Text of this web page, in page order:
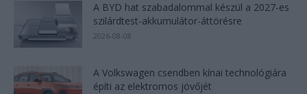
A BYD hat szabadalommal készül a 2027-es
szilárdtest-akkumulátor-áttörésre
2026-08-08
A Volkswagen csendben kínai technológiára
építi az elektromos jövőjét